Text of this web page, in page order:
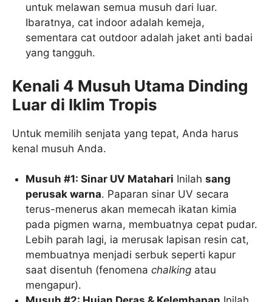
untuk melawan semua musuh dari luar.
Ibaratnya, cat indoor adalah kemeja,
sementara cat outdoor adalah jaket anti badai
yang tangguh.
Kenali 4 Musuh Utama Dinding
Luar di Iklim Tropis
Untuk memilih senjata yang tepat, Anda harus
kenal musuh Anda.
Musuh #1: Sinar UV Matahari Inilahsang
perusak warna. Paparan sinar UV secara
terus-menerus akan memecah ikatan kimia
pada pigmen warna, membuatnya cepat pudar.
Lebih parah lagi, ia merusak lapisan resin cat,
membuatnya menjadi serbuk seperti kapur
saat disentuh (fenomenachalking atau
mengapur).